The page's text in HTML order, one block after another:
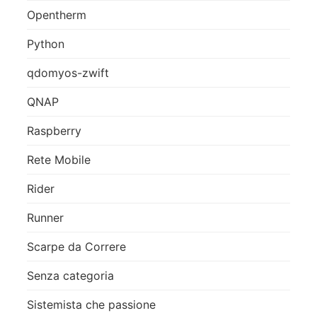
Opentherm
Python
qdomyos-zwift
QNAP
Raspberry
Rete Mobile
Rider
Runner
Scarpe da Correre
Senza categoria
Sistemista che passione